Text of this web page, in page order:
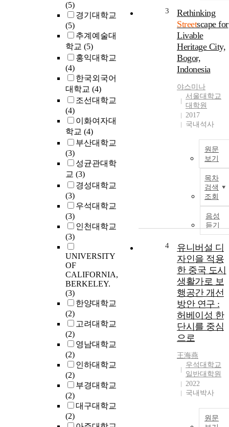
(5)
경기대학교
(5)
추계예술대
학교 (5)
홍익대학교
(4)
한국외국어
대학교 (4)
조선대학교
(4)
이화여자대
학교 (4)
부산대학교
(3)
성균관대학
교 (3)
경성대학교
(3)
우석대학교
(3)
인천대학교
(3)
UNIVERSITY
OF
CALIFORNIA,
BERKELEY.
(3)
한양대학교
(2)
고려대학교
(2)
영남대학교
(2)
인하대학교
(2)
부경대학교
(2)
대구대학교
(2)
3
Rethinking
Streetscape for
Livable
Heritage City,
Bogor,
Indonesia
야스미나
서울대학교
대학원
2017
국내석사
원문
보기
목차
검색
조회
음성
듣기
4
유니버설 디
자인을 적용
한 중국 도시
생활가로 보
행공간 개선
방안 연구 :
허베이성 한
단시를 중심
으로
王海燕
우석대학교
일반대학원
2022
국내박사
원문